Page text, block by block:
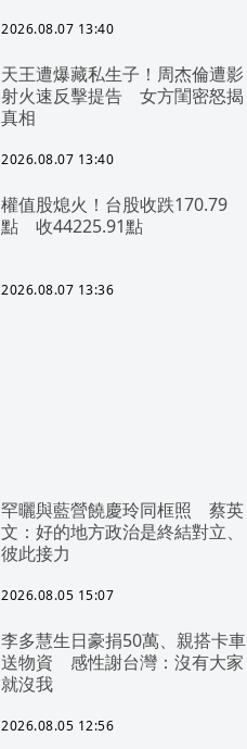
2026.08.07 13:40
天王遭爆藏私生子！周杰倫遭影
射火速反擊提告 女方閨密怒揭
真相
2026.08.07 13:40
權值股熄火！台股收跌170.79
點 收44225.91點
2026.08.07 13:36
罕曬與藍營饒慶玲同框照 蔡英
文：好的地方政治是終結對立、
彼此接力
2026.08.05 15:07
李多慧生日豪捐50萬、親搭卡車
送物資 感性謝台灣：沒有大家
就沒我
2026.08.05 12:56